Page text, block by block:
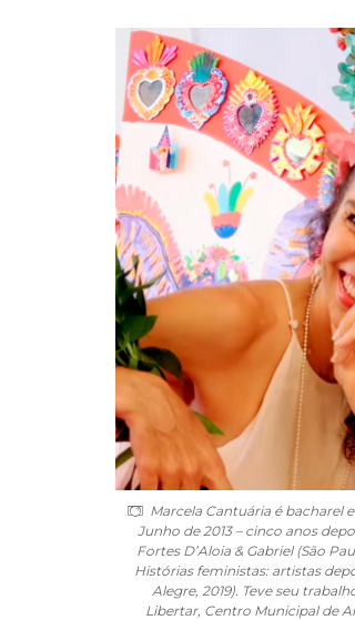
Marcela Cantuária é bacharel
Junho de 2013 – cinco anos
Fortes D’Aloia & Gabriel (São
Histórias feministas: artistas
Alegre, 2019). Teve seu
Libertar, Centro Municipal de